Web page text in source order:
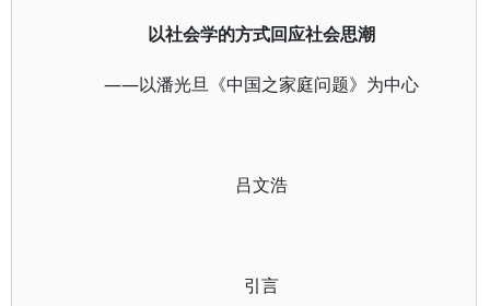
以社会学的方式回应社会思潮
——以潘光旦《中国之家庭问题》为中心
吕文浩
引言